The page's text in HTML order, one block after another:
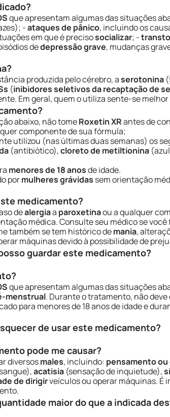
que apresentam algumas das situações
-ataques de pânico, incluindo os
em que é precisosocializar; -
dedepressão grave, mudanças
produzida pelo cérebro, aserotonina (
(inibidores seletivos da recaptação de
Em geral, quem o utiliza sente-se
abaixo, não tomeRoxetin XRantes de
componente de sua fórmula;
utilizou (nas últimas duas semanas) os
(antibiótico),cloreto de metiltionina
menores de 18 anosde idade.
pormulheres grávidas sem orientação
medicamento?
dealergiaa paroxetinaou a qualquer
médica. Consulte seu médico se você
também se tem histórico demania,
máquinas devido à possibilidade de
guardar este medicamento?
que apresentam algumas das situações
menstrual. Durante o tratamento, não
para menores de 18 anos de idade e
de usar este medicamento?
pode me causar?
diversosmales, incluindo: pensamento
acatisia (sensação de inquietude),
de dirigirveículos ou operar máquinas.
maior do que a indicada